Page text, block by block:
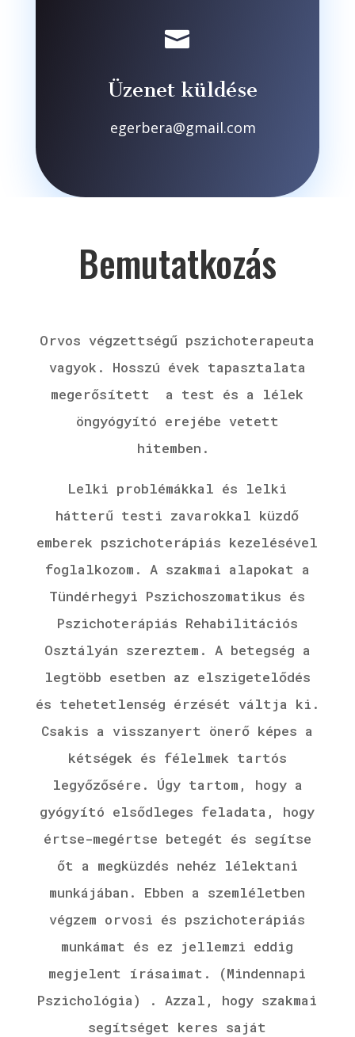

Üzenet küldése
egerbera@gmail.com
Bemutatkozás
Orvos végzettségű pszichoterapeuta
vagyok. Hosszú évek tapasztalata
megerősített a test és a lélek
öngyógyító erejébe vetett
hitemben.
Lelki problémákkal és lelki
hátterű testi zavarokkal küzdő
emberek pszichoterápiás kezelésével
foglalkozom. A szakmai alapokat a
Tündérhegyi Pszichoszomatikus és
Pszichoterápiás Rehabilitációs
Osztályán szereztem. A betegség a
legtöbb esetben az elszigetelődés
és tehetetlenség érzését váltja ki.
Csakis a visszanyert önerő képes a
kétségek és félelmek tartós
legyőzősére. Úgy tartom, hogy a
gyógyító elsődleges feladata, hogy
értse-megértse betegét és segítse
őt a megküzdés nehéz lélektani
munkájában. Ebben a szemléletben
végzem orvosi és pszichoterápiás
munkámat és ez jellemzi eddig
megjelent írásaimat. (Mindennapi
Pszichológia) . Azzal, hogy szakmai
segítséget keres saját